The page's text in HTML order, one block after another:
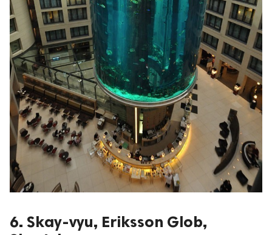
6. Skay-vyu, Eriksson Glob,